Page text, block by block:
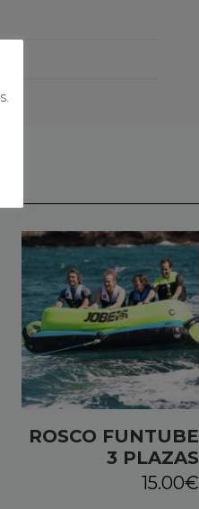
ROSCO FUNTUBE
3 PLAZAS
15.00€